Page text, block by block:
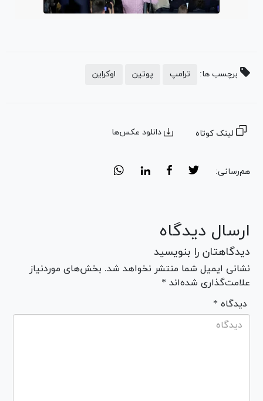
برچسب ها: ترامپ پوتین اوکراین
لینک کوتاه دانلود عکس‌ها
هم‌رسانی:
ارسال دیدگاه
دیدگاهتان را بنویسید
نشانی ایمیل شما منتشر نخواهد شد. بخش‌های موردنیاز
علامت‌گذاری شده‌اند *
* دیدگاه